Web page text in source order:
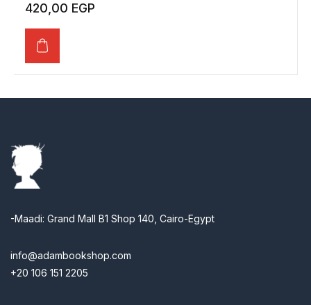
420,00 EGP
-Maadi: Grand Mall B1 Shop 140, Cairo-Egypt
info@adambookshop.com
+20 106 151 2205